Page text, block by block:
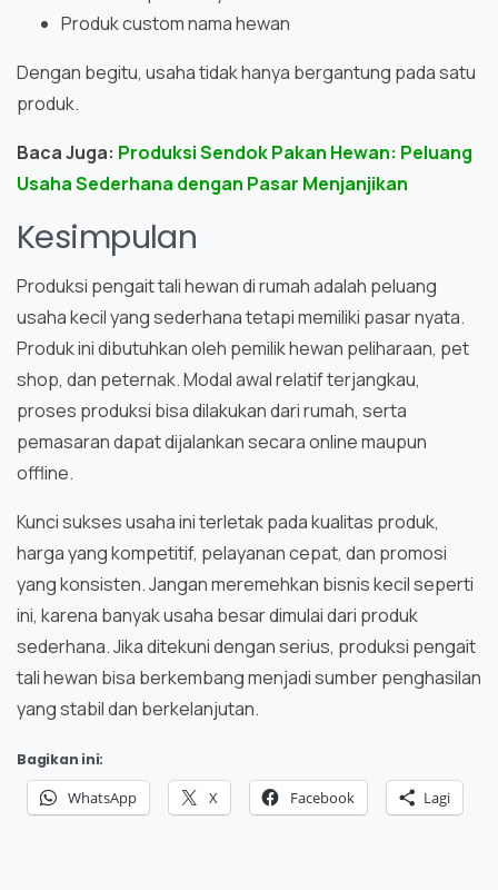
Produk custom nama hewan
Dengan begitu, usaha tidak hanya bergantung pada satu
produk.
Baca Juga: Produksi Sendok Pakan Hewan: Peluang
Usaha Sederhana dengan Pasar Menjanjikan
Kesimpulan
Produksi pengait tali hewan di rumah adalah peluang
usaha kecil yang sederhana tetapi memiliki pasar nyata.
Produk ini dibutuhkan oleh pemilik hewan peliharaan, pet
shop, dan peternak. Modal awal relatif terjangkau,
proses produksi bisa dilakukan dari rumah, serta
pemasaran dapat dijalankan secara online maupun
offline.
Kunci sukses usaha ini terletak pada kualitas produk,
harga yang kompetitif, pelayanan cepat, dan promosi
yang konsisten. Jangan meremehkan bisnis kecil seperti
ini, karena banyak usaha besar dimulai dari produk
sederhana. Jika ditekuni dengan serius, produksi pengait
tali hewan bisa berkembang menjadi sumber penghasilan
yang stabil dan berkelanjutan.
Bagikan ini:
WhatsApp X Facebook Lagi